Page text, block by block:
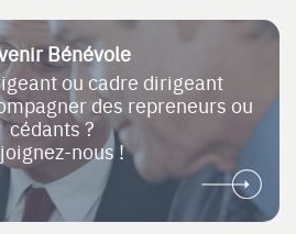
Bénévole
ou cadre dirigeant
des repreneurs ou
cédants ?
nous !